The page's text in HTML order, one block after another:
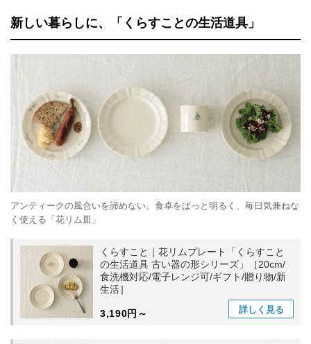
新しい暮らしに、「くらすことの生活道具」
アンティークの風合いを諦めない。食卓をぱっと明るく、毎日気兼ねな
く使える「花リム皿」
くらすこと｜花リムプレート「くらすこと
の生活道具 古い器の形シリーズ」［20cm/
食洗機対応/電子レンジ可/ギフト/贈り物/新
生活］
3,190円～ 詳しく 見る